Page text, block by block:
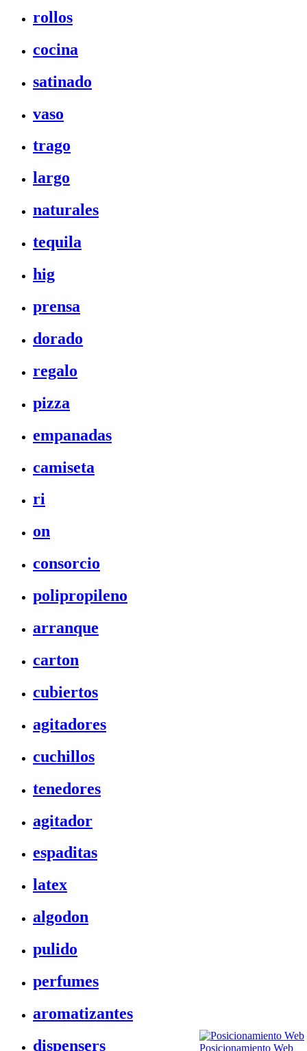
rollos
cocina
satinado
vaso
trago
largo
naturales
tequila
hig
prensa
dorado
regalo
pizza
empanadas
camiseta
ri
on
consorcio
polipropileno
arranque
carton
cubiertos
agitadores
cuchillos
tenedores
agitador
espaditas
latex
algodon
pulido
perfumes
aromatizantes
dispensers
Posicionamiento Web